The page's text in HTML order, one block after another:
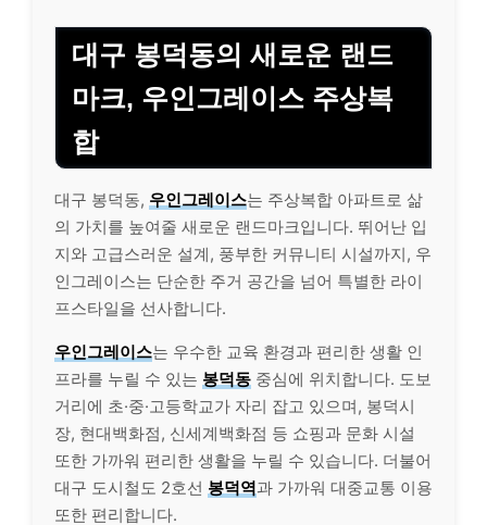
대구 봉덕동의 새로운 랜드
마크, 우인그레이스 주상복
합
대구 봉덕동, 우인그레이스는 주상복합 아파트로 삶
의 가치를 높여줄 새로운 랜드마크입니다. 뛰어난 입
지와 고급스러운 설계, 풍부한 커뮤니티 시설까지, 우
인그레이스는 단순한 주거 공간을 넘어 특별한 라이
프스타일을 선사합니다.
우인그레이스는 우수한 교육 환경과 편리한 생활 인
프라를 누릴 수 있는 봉덕동 중심에 위치합니다. 도보
거리에 초·중·고등학교가 자리 잡고 있으며, 봉덕시
장, 현대백화점, 신세계백화점 등 쇼핑과 문화 시설
또한 가까워 편리한 생활을 누릴 수 있습니다. 더불어
대구 도시철도 2호선 봉덕역과 가까워 대중교통 이용
또한 편리합니다.